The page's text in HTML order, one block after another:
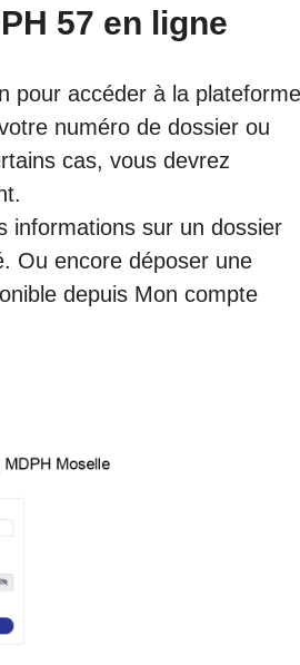
57 en ligne
pour accéder à la plateforme
numéro de dossier ou
cas, vous devrez
informations sur un dossier
Ou encore déposer une
depuis Mon compte